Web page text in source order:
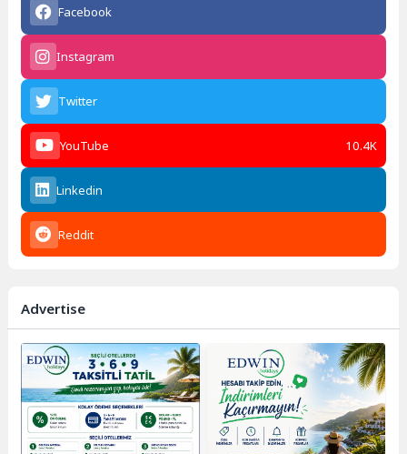
Facebook
Instagram
Twitter
YouTube 10.4K
Linkedin
Reddit
Advertise